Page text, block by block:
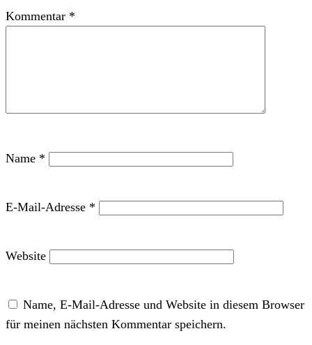
Kommentar *
Name *
E-Mail-Adresse *
Website
Name, E-Mail-Adresse und Website in diesem Browser
für meinen nächsten Kommentar speichern.